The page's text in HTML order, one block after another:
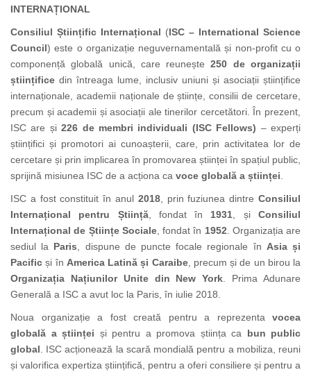
INTERNAȚIONAL
Consiliul Științific Internațional (ISC – International Science
Council) este o organizație neguvernamentală și non-profit cu o
componență globală unică, care reunește250 de organizații
științifice din întreaga lume, inclusiv uniuni și asociații științifice
internaționale, academii naționale de științe, consilii de cercetare,
precum și academii și asociații ale tinerilor cercetători. În prezent,
ISC are și226 de membri individuali (ISC Fellows) – experți
științifici și promotori ai cunoașterii, care, prin activitatea lor de
cercetare și prin implicarea în promovarea științei în spațiul public,
sprijină misiunea ISC de a acționa ca voce globală a științei
ISC a fost constituit în anul 2018, prin fuziunea dintreConsiliul
Internațional pentru Știință, fondat în 1931 , șiConsiliul
Internațional de Științe Sociale, fondat în 1952 . Organizația are
sediul la Paris , dispune de puncte focale regionale în Asia și
Pacific și în America Latină și Caraibe, precum și de un birou la
Organizația Națiunilor Unite din New York . Prima Adunare
Generală a ISC a avut loc la Paris, în iulie 2018.
Noua organizație a fost creată pentru a reprezenta vocea
globală a științei și pentru a promova știința ca bun public
global . ISC acționează la scară mondială pentru a mobiliza, reuni
și valorifica expertiza științifică, pentru a oferi consiliere și pentru a